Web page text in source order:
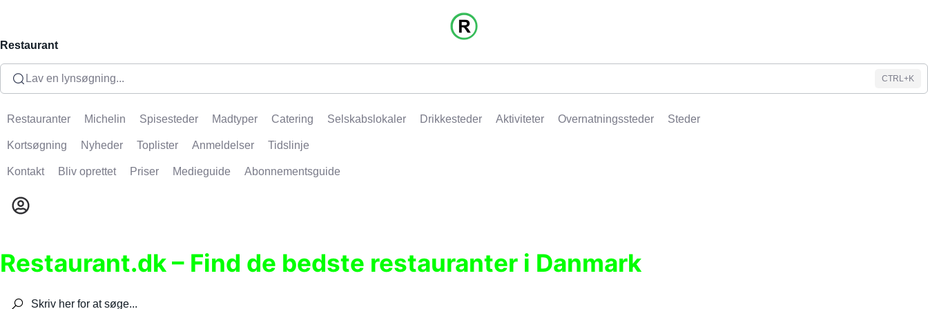
Restaurant
Lav en lynsøgning... CTRL+K
Restauranter Michelin Spisesteder Madtyper Catering Selskabslokaler Drikkesteder Aktiviteter Overnatningssteder Steder
Kortsøgning Nyheder Toplister Anmeldelser Tidslinje
Kontakt Bliv oprettet Priser Medieguide Abonnementsguide
Restaurant.dk – Find de bedste restauranter i Danmark